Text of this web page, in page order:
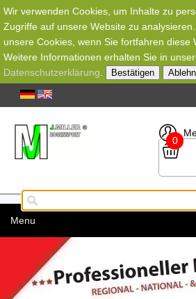
Wir verwenden Cookies, um Inhalte zu
Zugriffe auf unsere Website zu
unsere Cookies, wenn Sie fortfahren diese
Weitere Informationen erhalten Sie in
Datenschutzerklärung
Bestätigen
0
Menu